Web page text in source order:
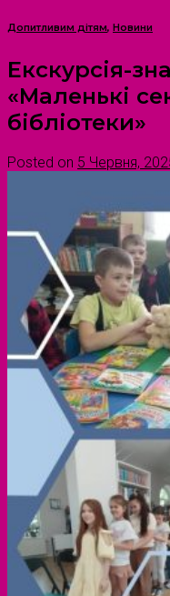
Допитливим дітям, Новини
Екскурсія-
«Маленькі
бібліотеки»
Posted on 5 Червня,